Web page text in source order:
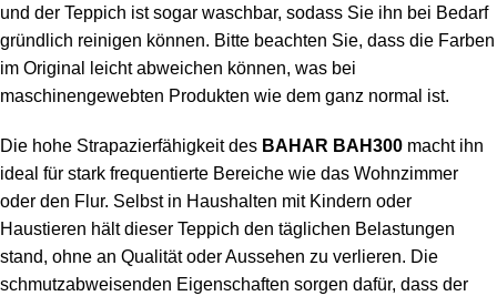
und der Teppich ist sogar waschbar, sodass Sie ihn bei Bedarf
gründlich reinigen können. Bitte beachten Sie, dass die Farben
im Original leicht abweichen können, was bei
maschinengewebten Produkten wie dem ganz normal ist.
Die hohe Strapazierfähigkeit des BAHAR BAH300 macht ihn
ideal für stark frequentierte Bereiche wie das Wohnzimmer
oder den Flur. Selbst in Haushalten mit Kindern oder
Haustieren hält dieser Teppich den täglichen Belastungen
stand, ohne an Qualität oder Aussehen zu verlieren. Die
schmutzabweisenden Eigenschaften sorgen dafür, dass der